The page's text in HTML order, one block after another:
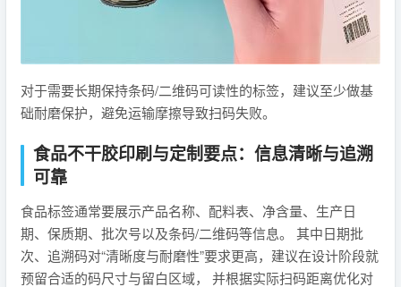
对于需要长期保持条码/二维码可读性的标签，建议至少做基
础耐磨保护，避免运输摩擦导致扫码失败。
食品不干胶印刷与定制要点：信息清晰与追溯
可靠
食品标签通常要展示产品名称、配料表、净含量、生产日
期、保质期、批次号以及条码/二维码等信息。 其中日期批
次、追溯码对“清晰度与耐磨性”要求更高，建议在设计阶段就
预留合适的码尺寸与留白区域， 并根据实际扫码距离优化对